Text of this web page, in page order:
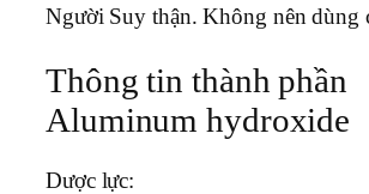
Người Suy thận. Không nên dùng
Thông tin thành phần
Aluminum hydroxide
Dược lực: